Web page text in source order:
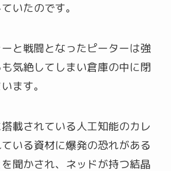
いたのです。
と戦闘となったピーターは強
気絶してしまい倉庫の中に閉
ます。
載されている人工知能のカレ
いる資材に爆発の恐れがある
聞かされ、ネッドが持つ結晶